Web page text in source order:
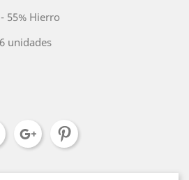
55% Hierro
unidades